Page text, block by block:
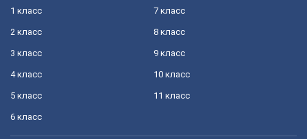
1 класс
2 класс
3 класс
4 класс
5 класс
6 класс
7 класс
8 класс
9 класс
10 класс
11 класс